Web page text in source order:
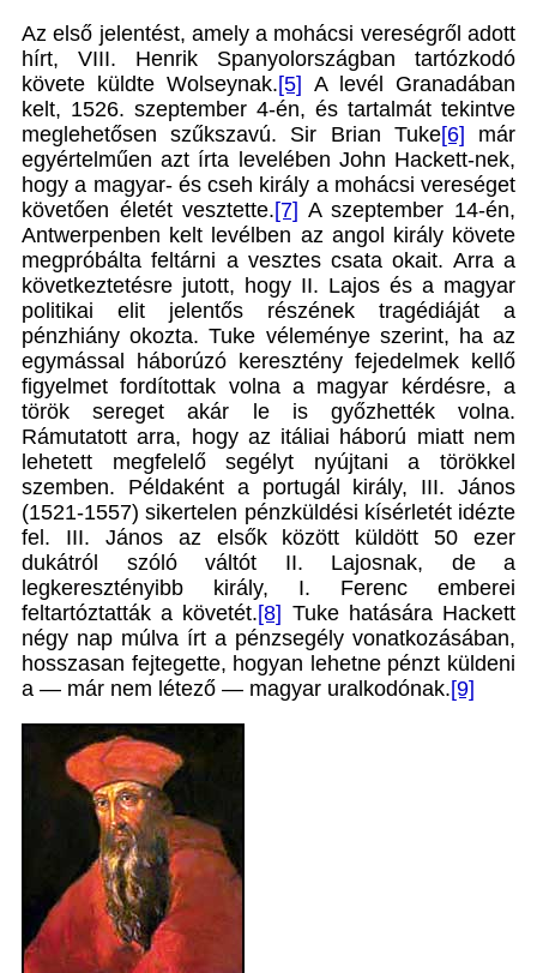
Az első jelentést, amely a mohácsi vereségről adott
hírt, VIII. Henrik Spanyolországban tartózkodó
követe küldte Wolseynak.[5] A levél Granadában
kelt, 1526. szeptember 4-én, és tartalmát tekintve
meglehetősen szűkszavú. Sir Brian Tuke[6] már
egyértelműen azt írta levelében John Hackett-nek,
hogy a magyar- és cseh király a mohácsi vereséget
követően életét vesztette.[7] A szeptember 14-én,
Antwerpenben kelt levélben az angol király követe
megpróbálta feltárni a vesztes csata okait. Arra a
következtetésre jutott, hogy II. Lajos és a magyar
politikai elit jelentős részének tragédiáját a
pénzhiány okozta. Tuke véleménye szerint, ha az
egymással háborúzó keresztény fejedelmek kellő
figyelmet fordítottak volna a magyar kérdésre, a
török sereget akár le is győzhették volna.
Rámutatott arra, hogy az itáliai háború miatt nem
lehetett megfelelő segélyt nyújtani a törökkel
szemben. Példaként a portugál király, III. János
(1521-1557) sikertelen pénzküldési kísérletét idézte
fel. III. János az elsők között küldött 50 ezer
dukátról szóló váltót II. Lajosnak, de a
legkeresztényibb király, I. Ferenc emberei
feltartóztatták a követét.[8] Tuke hatására Hackett
négy nap múlva írt a pénzsegély vonatkozásában,
hosszasan fejtegette, hogyan lehetne pénzt küldeni
a — már nem létező — magyar uralkodónak.[9]